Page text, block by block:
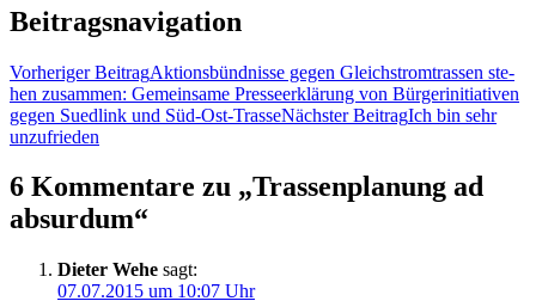
Beitragsnavigation
Vorheriger BeitragAkti­ons­bünd­nis­se gegen Gleich­strom­tras­sen ste­
hen zusam­men: Gemein­sa­me Pres­se­er­klä­rung von Bür­ger­initia­ti­ven
gegen Sued­link und Süd-Ost-TrasseNächster BeitragIch bin sehr
unzufrieden
6 Kommentare zu „Tras­sen­pla­nung ad
absurdum“
Dieter Wehe sagt:
07.07.2015 um 10:07 Uhr